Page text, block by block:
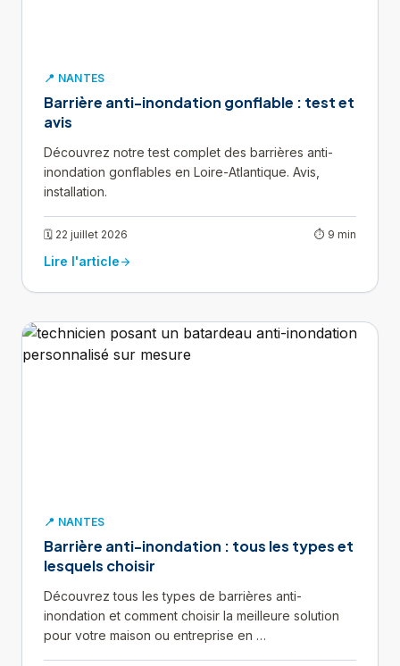
📍 NANTES
Barrière anti-inondation gonflable : test et
avis
Découvrez notre test complet des barrières anti-
inondation gonflables en Loire-Atlantique. Avis,
installation.
🗓 22 juillet 2026 ⏱ 9 min
Lire l'articlearrow_forward
📍 NANTES
Barrière anti-inondation : tous les types et
lesquels choisir
Découvrez tous les types de barrières anti-
inondation et comment choisir la meilleure solution
pour votre maison ou entreprise en …